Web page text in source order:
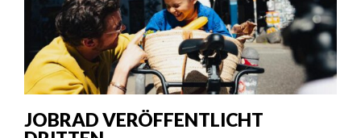
JOBRAD VERÖFFENTLICHT